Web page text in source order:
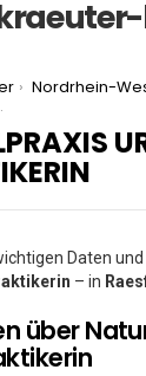
Nordrhein-
Daten
– in
über